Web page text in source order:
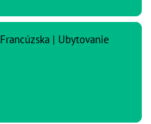
| Ubytovanie